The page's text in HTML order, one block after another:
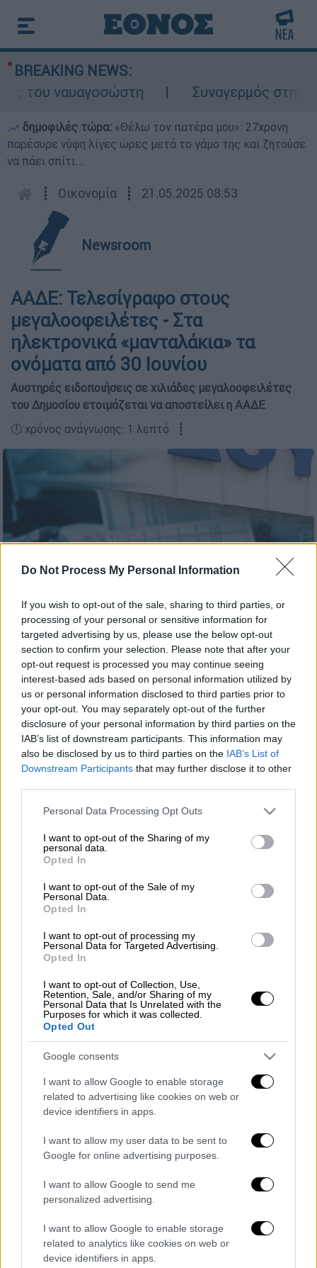
Do Not Process My Personal Information
If you wish to opt-out of the sale, sharing to third parties, or
processing of your personal or sensitive information for
targeted advertising by us, please use the below opt-out
section to confirm your selection. Please note that after your
opt-out request is processed you may continue seeing
interest-based ads based on personal information utilized by
us or personal information disclosed to third parties prior to
your opt-out. You may separately opt-out of the further
disclosure of your personal information by third parties on the
IAB’s list of downstream participants. This information may
also be disclosed by us to third parties on the IAB’s List of
Downstream Participants that may further disclose it to other
Please note that this website/app uses one or more Google
not limited to your visit or usage behaviour. You may click to
grant or deny consent to Google and its third-party tags to
use your data for below specified purposes in below Google
consent section.
Personal Data Processing Opt Outs
I want to opt-out of the Sharing of my
personal data.
Opted In
I want to opt-out of the Sale of my
Personal Data.
Opted In
I want to opt-out of processing my
Personal Data for Targeted Advertising.
Opted In
I want to opt-out of Collection, Use,
Retention, Sale, and/or Sharing of my
Personal Data that Is Unrelated with the
Purposes for which it was collected.
Opted Out
Google consents
I want to allow Google to enable storage
related to advertising like cookies on web or
device identifiers in apps.
I want to allow my user data to be sent to
Google for online advertising purposes.
I want to allow Google to send me
personalized advertising.
I want to allow Google to enable storage
related to analytics like cookies on web or
device identifiers in apps.
BREAKING NEWS:
του ναυαγοσώστη
Συναγερμός στην
δημοφιλές τώρα: «Θέλω τον πατέρα μου»: 27χρονη
παρέσυρε νύφη λίγες ώρες μετά το γάμο της και ζητούσε
να πάει σπίτι...
┋ Οικονομία ┋ 21.05.2025 08:53
Newsroom
ΑΑΔΕ: Τελεσίγραφο στους
μεγαλοοφειλέτες - Στα
ηλεκτρονικά «μανταλάκια» τα
ονόματα από 30 Ιουνίου
Αυστηρές ειδοποιήσεις σε χιλιάδες μεγαλοοφειλέτες
του Δημοσίου ετοιμάζεται να αποστείλει η ΑΑΔΕ
🕛 χρόνος ανάγνωσης: 1 λεπτό ┋
Προσθέστε το ΕΘΝΟΣ στη Google
Αυστηρό μήνυμα προς
τους οφειλέτεςτουΔημοσίου που
διατηρούν μακροχρόνιες και υψηλές
υποχρεώσεις τους, το όνομά τους
δημοσιοποιηθείσε ειδικό κατάλογο
προσβάσιμο στο κοινό.
ΔΙΑΒΑΣΤΕ ΕΠΙΣΗΣ
Οικονομία 21.05.2025 07:25
ΑΣΕΠ: Ανοίγει σήμερα η πλατφόρμα
για τον 2ο Γραπτό Διαγωνισμό – Τι
πρέπει να γνωρίζουν οι υποψήφιοι
Συγκεκριμένα, στις 5 Ιουνίου 2025, χιλιάδες
ληξιπρόθεσμα χρέη άνω των 150.000
ευρώ προς την Εφορία ή
θα λάβουν ηλεκτρονική ειδοποίηση. Θα τους
παρέχεται διορία 15 ημερών – δηλαδή έως
τις 20 Ιουνίου – για να τακτοποιήσουν τις
οφειλές τους, είτε μέσω εξόφλησης είτε με
ένταξη σε ενεργή ρύθμιση. Σε διαφορετική
περίπτωση, από τις 30 Ιουνίου, τα στοιχεία
τους θα δημοσιοποιηθούν επισήμως, στο